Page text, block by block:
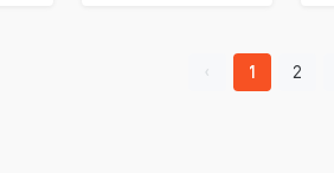
1 2